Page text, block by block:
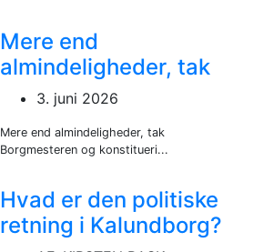
Mere end
almindeligheder, tak
3. juni 2026
Mere end almindeligheder, tak
Borgmesteren og konstitueri...
Hvad er den politiske
retning i Kalundborg?